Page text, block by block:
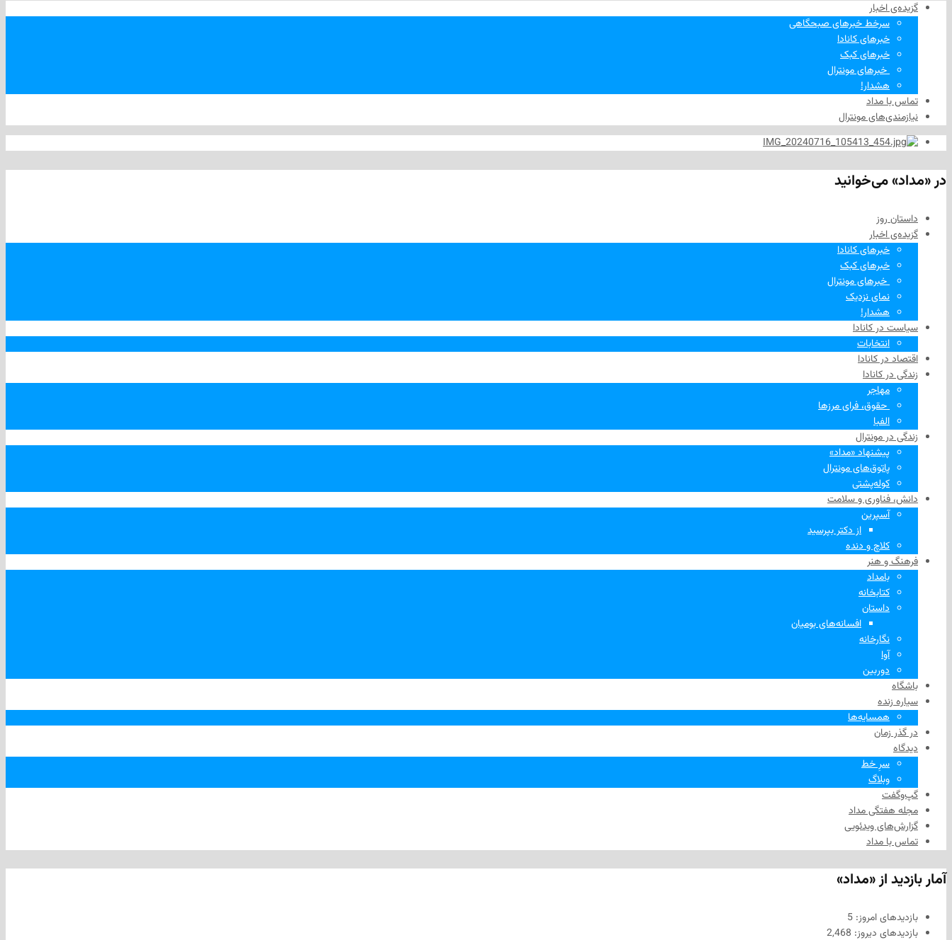
گزیده‌ی‌ اخبار
سرخط خبرهای صبحگاهی
خبرهای کانادا
خبرهای کبک
‌ خبرهای مونترال
هشدار!
تماس با مداد
نیازمندی‌های مونترال
در «مداد» می‌خوانید
داستان روز
گزیده‌ی‌ اخبار
خبرهای کانادا
خبرهای کبک
‌ خبرهای مونترال
نمای نزدیک
هشدار!
سیاست در کانادا
انتخابات
اقتصاد در کانادا
زندگی در کانادا
مهاجر
‌ حقوق، فرای مرزها
الفبا
زندگی در مونترال
پیشنهاد «مداد»
پاتوق‌های مونترال
کوله‌پشتی
دانش، فناوری و سلامت
آسپرین
از دکتر بپرسید
کلاچ و دنده
فرهنگ و هنر
بامداد
کتابخانه
داستان
افسانه‌های بومیان
نگارخانه
آوا
دوربین
باشگاه
سیاره زنده
همسایه‌ها
در گذر زمان
دیدگاه
سرِ خط
وبلاگ
گپ‌وگفت
مجله هفتگی مداد
گزارش‌های ویدئویی
تماس با مداد
آمار بازدید از «مداد»
بازدیدهای امروز: 5
بازدیدهای دیروز: 2,468